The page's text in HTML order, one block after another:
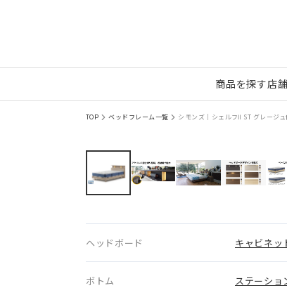
商品を探す店
TOP ベッドフレーム一覧 シモンズ｜シェルフⅡ ST グレージ
ヘッドボード キャビネッ
ボトム ステーショ